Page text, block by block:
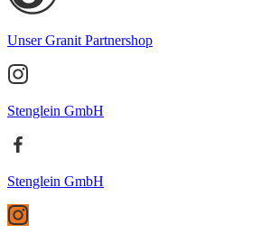
Unser Granit Partnershop
Stenglein GmbH
Stenglein GmbH